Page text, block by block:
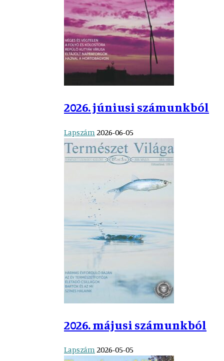
2026. júniusi számunkból
Lapszám 2026-06-05
2026. májusi számunkból
Lapszám2026-05-05